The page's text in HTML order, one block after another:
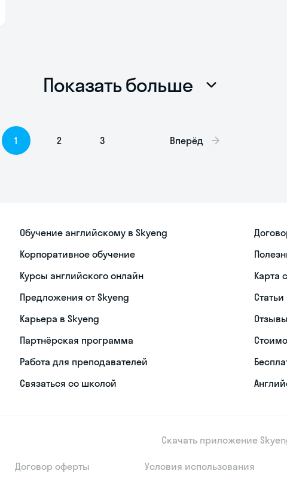
Показать больше
1 2 3 Вперёд
Обучение английскому в Skyeng
Корпоративное обучение
Курсы английского онлайн
Предложения от Skyeng
Карьера в Skyeng
Партнёрская программа
Работа для преподавателей
Связаться со школой
Карта
Статьи
Скачать приложение
Договор оферты Условия использования